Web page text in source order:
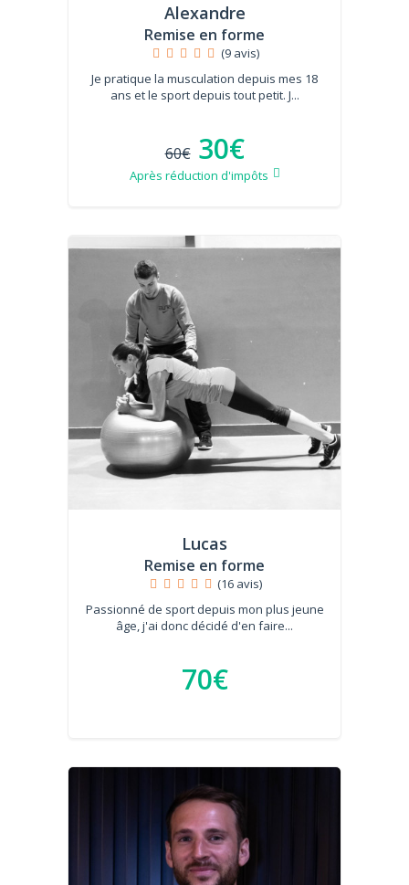
Alexandre
Remise en forme
(9 avis)
Je pratique la musculation depuis mes 18
ans et le sport depuis tout petit. J...
60€ 30€
Après réduction d'impôts
Lucas
Remise en forme
(16 avis)
Passionné de sport depuis mon plus jeune
âge, j'ai donc décidé d'en faire...
70€